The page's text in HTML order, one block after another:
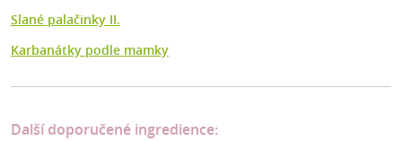
Slané palačinky II.
Karbanátky podle mamky
Další doporučené ingredience: